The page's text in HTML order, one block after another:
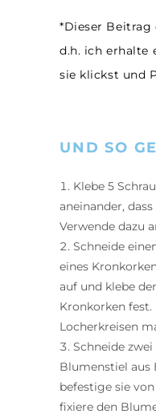
*Dieser
d.h. ich erhalte
sie klickst und
UND SO
Klebe 5
aneinander,
Verwende dazu
Schneide
eines
auf und klebe
Kronkorken
Locherkreisen
Schneide
Blumenstiel aus
befestige sie
fixiere den